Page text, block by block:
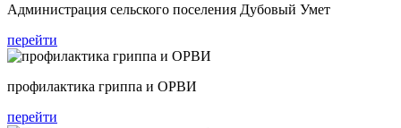
Администрация сельского поселения Дубовый Умет
перейти
профилактика гриппа и ОРВИ
перейти